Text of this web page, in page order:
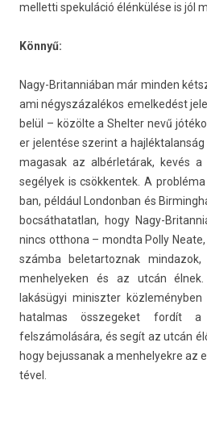
mel­letti spekuláció élénkülése is jól
Könnyű:
Nagy-Britanniában már mind­en
ami négyszázalékos em­el­kedést
belül – közölte a Shelt­er nevű
er jelen­tése szerint a
magasak az albérletárak, kevés
segélyek is csök­kentek. A
ban, például Lon­donban és
bocsát­hatat­lan, hogy Nagy-
nincs otthona – mondta Polly
számba be­letar­toznak
men­helyek­en és az utcán
lakásügyi miniszt­er
hatal­mas összegeket fordít a
felszámolására, és segít az utcán
hogy be­jus­sanak a men­helyek­re az
tével.